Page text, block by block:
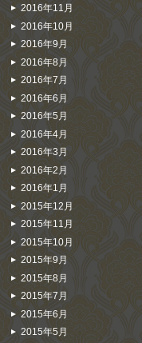
2016年11月
2016年10月
2016年9月
2016年8月
2016年7月
2016年6月
2016年5月
2016年4月
2016年3月
2016年2月
2016年1月
2015年12月
2015年11月
2015年10月
2015年9月
2015年8月
2015年7月
2015年6月
2015年5月